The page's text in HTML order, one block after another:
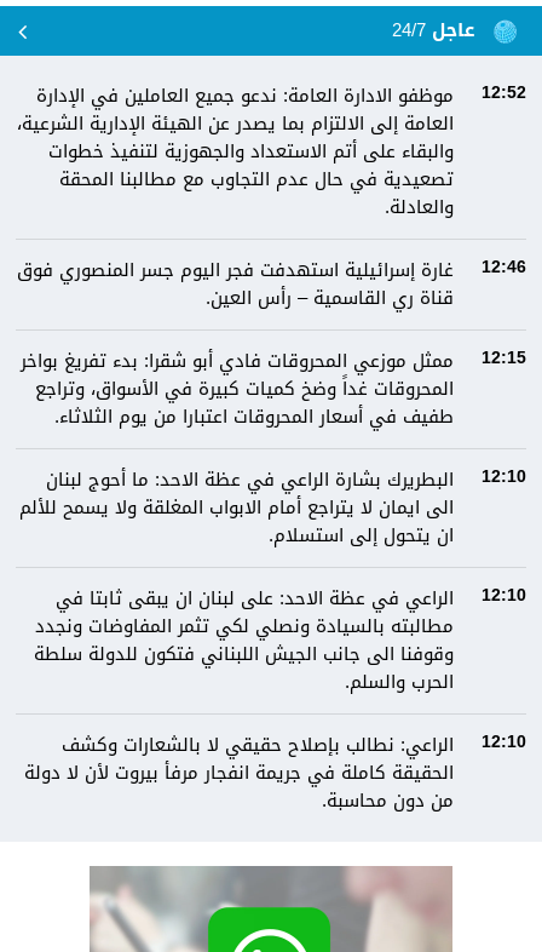
عاجل 24/7
12:52
موظفو الادارة العامة: ندعو جميع العاملين في الإدارة
العامة إلى الالتزام بما يصدر عن الهيئة الإدارية الشرعية،
والبقاء على أتم الاستعداد والجهوزية لتنفيذ خطوات
تصعيدية في حال عدم التجاوب مع مطالبنا المحقة
والعادلة.
12:46
غارة إسرائيلية استهدفت فجر اليوم جسر المنصوري فوق
قناة ري القاسمية – رأس العين.
12:15
ممثل موزعي المحروقات فادي أبو شقرا: بدء تفريغ بواخر
المحروقات غداً وضخ كميات كبيرة في الأسواق، وتراجع
طفيف في أسعار المحروقات اعتبارا من يوم الثلاثاء.
12:10
البطريرك بشارة الراعي في عظة الاحد: ما أحوج لبنان
الى ايمان لا يتراجع أمام الابواب المغلقة ولا يسمح للألم
ان يتحول إلى استسلام.
12:10
الراعي في عظة الاحد: على لبنان ان يبقى ثابتا في
مطالبته بالسيادة ونصلي لكي تثمر المفاوضات ونجدد
وقوفنا الى جانب الجيش اللبناني فتكون للدولة سلطة
الحرب والسلم.
12:10
الراعي: نطالب بإصلاح حقيقي لا بالشعارات وكشف
الحقيقة كاملة في جريمة انفجار مرفأ بيروت لأن لا دولة
من دون محاسبة.